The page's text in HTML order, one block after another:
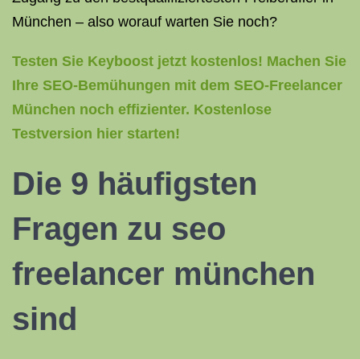
München – also worauf warten Sie noch?
Testen Sie Keyboost jetzt kostenlos! Machen Sie
Ihre SEO-Bemühungen mit dem SEO-Freelancer
München noch effizienter. Kostenlose
Testversion hier starten!
Die 9 häufigsten
Fragen zu seo
freelancer münchen
sind